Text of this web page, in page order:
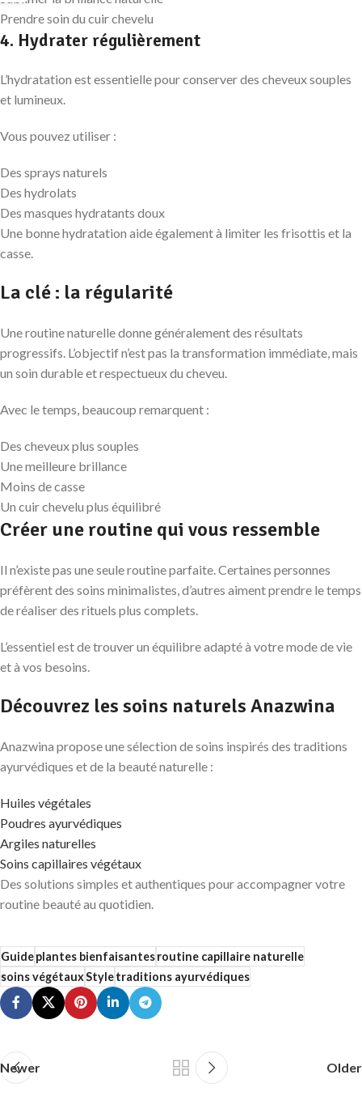
Prendre soin du cuir chevelu
4. Hydrater régulièrement
L’hydratation est essentielle pour conserver des cheveux souples
et lumineux.
Vous pouvez utiliser :
Des sprays naturels
Des hydrolats
Des masques hydratants doux
Une bonne hydratation aide également à limiter les frisottis et la
casse.
La clé : la régularité
Une routine naturelle donne généralement des résultats
progressifs. L’objectif n’est pas la transformation immédiate, mais
un soin durable et respectueux du cheveu.
Avec le temps, beaucoup remarquent :
Des cheveux plus souples
Une meilleure brillance
Moins de casse
Un cuir chevelu plus équilibré
Créer une routine qui vous ressemble
Il n’existe pas une seule routine parfaite. Certaines personnes
préfèrent des soins minimalistes, d’autres aiment prendre le temps
de réaliser des rituels plus complets.
L’essentiel est de trouver un équilibre adapté à votre mode de vie
et à vos besoins.
Découvrez les soins naturels Anazwina
Anazwina propose une sélection de soins inspirés des traditions
ayurvédiques et de la beauté naturelle :
Huiles végétales
Poudres ayurvédiques
Argiles naturelles
Soins capillaires végétaux
Des solutions simples et authentiques pour accompagner votre
routine beauté au quotidien.
Guideplantes bienfaisantesroutine capillaire naturelle
soins végétauxStyletraditions ayurvédiques
Newer Older